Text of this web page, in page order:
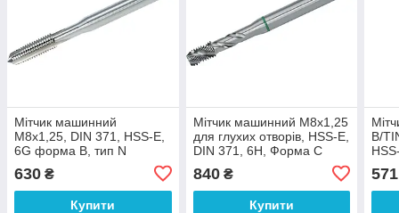
Мітчик машинний
M8x1,25, DIN 371, HSS-E,
6G форма B, тип N
630 ₴
Купити
Мітчик машинний M8x1,25
для глухих отворів, HSS-E,
DIN 371, 6H, Форма C
840₴
Купити
B/
571